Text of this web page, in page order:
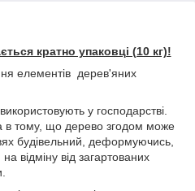
кратно упаковці (10 кг)!
елементів дерев'яних
у господарстві.
в тому, що дерево згодом може
будівельний, деформуючись,
відміну від загартованих